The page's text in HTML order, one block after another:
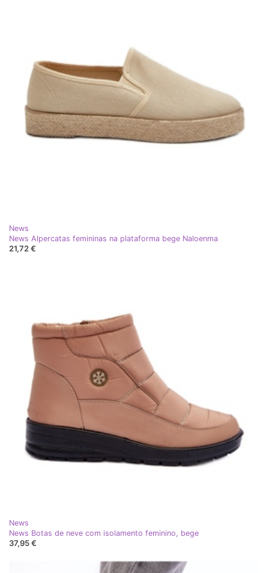
News
News Alpercatas femininas na plataforma bege Naloenma
21,72 €
News
News Botas de neve com isolamento feminino, bege
37,95 €